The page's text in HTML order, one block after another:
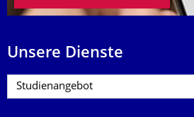
Unsere Dienste